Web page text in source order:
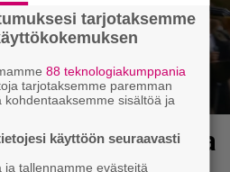
pudotti Linda
tarjotaksemme
88 teknologiakumppania
tarjotaksemme paremman
sisältöä ja
käyttöön seuraavasti
ja tallennamme evästeitä